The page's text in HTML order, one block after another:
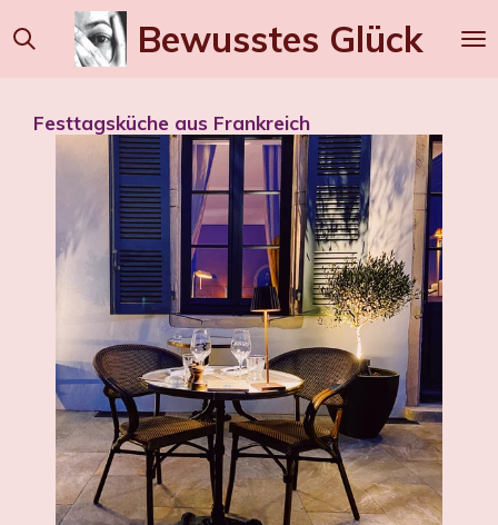
Zum
Hauptinhalt
Bewusstes Glück
Festtagsküche aus Frankreich